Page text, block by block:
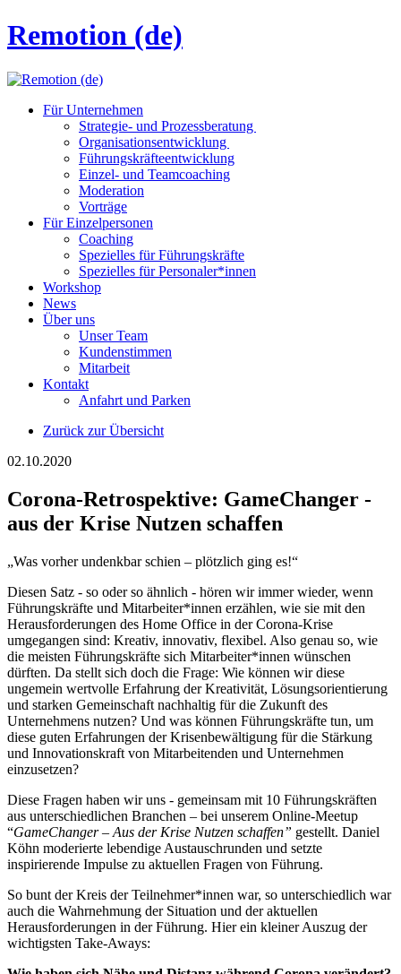
Remotion (de)
Für Unternehmen
Strategie- und Prozessberatung
Organisationsentwicklung
Führungskräfteentwicklung
Einzel- und Teamcoaching
Moderation
Vorträge
Für Einzelpersonen
Coaching
Spezielles für Führungskräfte
Spezielles für Personaler*innen
Workshop
News
Über uns
Unser Team
Kundenstimmen
Mitarbeit
Kontakt
Anfahrt und Parken
Zurück zur Übersicht
02.10.2020
Corona-Retrospektive: GameChanger -
aus der Krise Nutzen schaffen
„Was vorher undenkbar schien – plötzlich ging es!“
Diesen Satz - so oder so ähnlich - hören wir immer wieder, wenn
Führungskräfte und Mitarbeiter*innen erzählen, wie sie mit den
Herausforderungen des Home Office in der Corona-Krise
umgegangen sind: Kreativ, innovativ, flexibel. Also genau so, wie
die meisten Führungskräfte sich Mitarbeiter*innen wünschen
dürften. Da stellt sich doch die Frage: Wie können wir diese
ungemein wertvolle Erfahrung der Kreativität, Lösungsorientierung
und starken Gemeinschaft nachhaltig für die Zukunft des
Unternehmens nutzen? Und was können Führungskräfte tun, um
diese guten Erfahrungen der Krisenbewältigung für die Stärkung
und Innovationskraft von Mitarbeitenden und Unternehmen
einzusetzen?
Diese Fragen haben wir uns - gemeinsam mit 10 Führungskräften
aus unterschiedlichen Branchen – bei unserem Online-Meetup
“GameChanger– Aus der Krise Nutzen schaffen” gestellt. Daniel
Köhn moderierte lebendige Austauschrunden und setzte
inspirierende Impulse zu aktuellen Fragen von Führung.
So bunt der Kreis der Teilnehmer*innen war, so unterschiedlich war
auch die Wahrnehmung der Situation und der aktuellen
Herausforderungen in der Führung. Hier ein kleiner Auszug der
wichtigsten Take-Aways: